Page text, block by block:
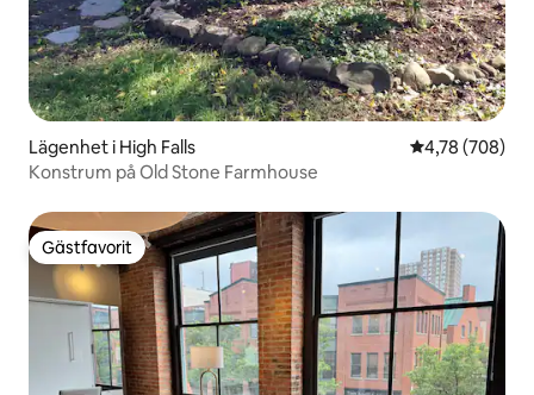
Lägenhet i High Falls 4,78 av 5 i
4,78 (708)
Konstrum på Old Stone Farmhouse
Gästfavorit
Gästfavorit